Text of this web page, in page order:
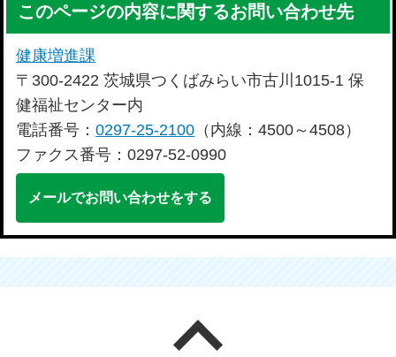
このページの内容に関するお問い合わせ先
健康増進課
〒300-2422 茨城県つくばみらい市古川1015-1 保
健福祉センター内
電話番号：0297-25-2100 （内線：4500～4508）
ファクス番号：0297-52-0990
メールでお問い合わせをする